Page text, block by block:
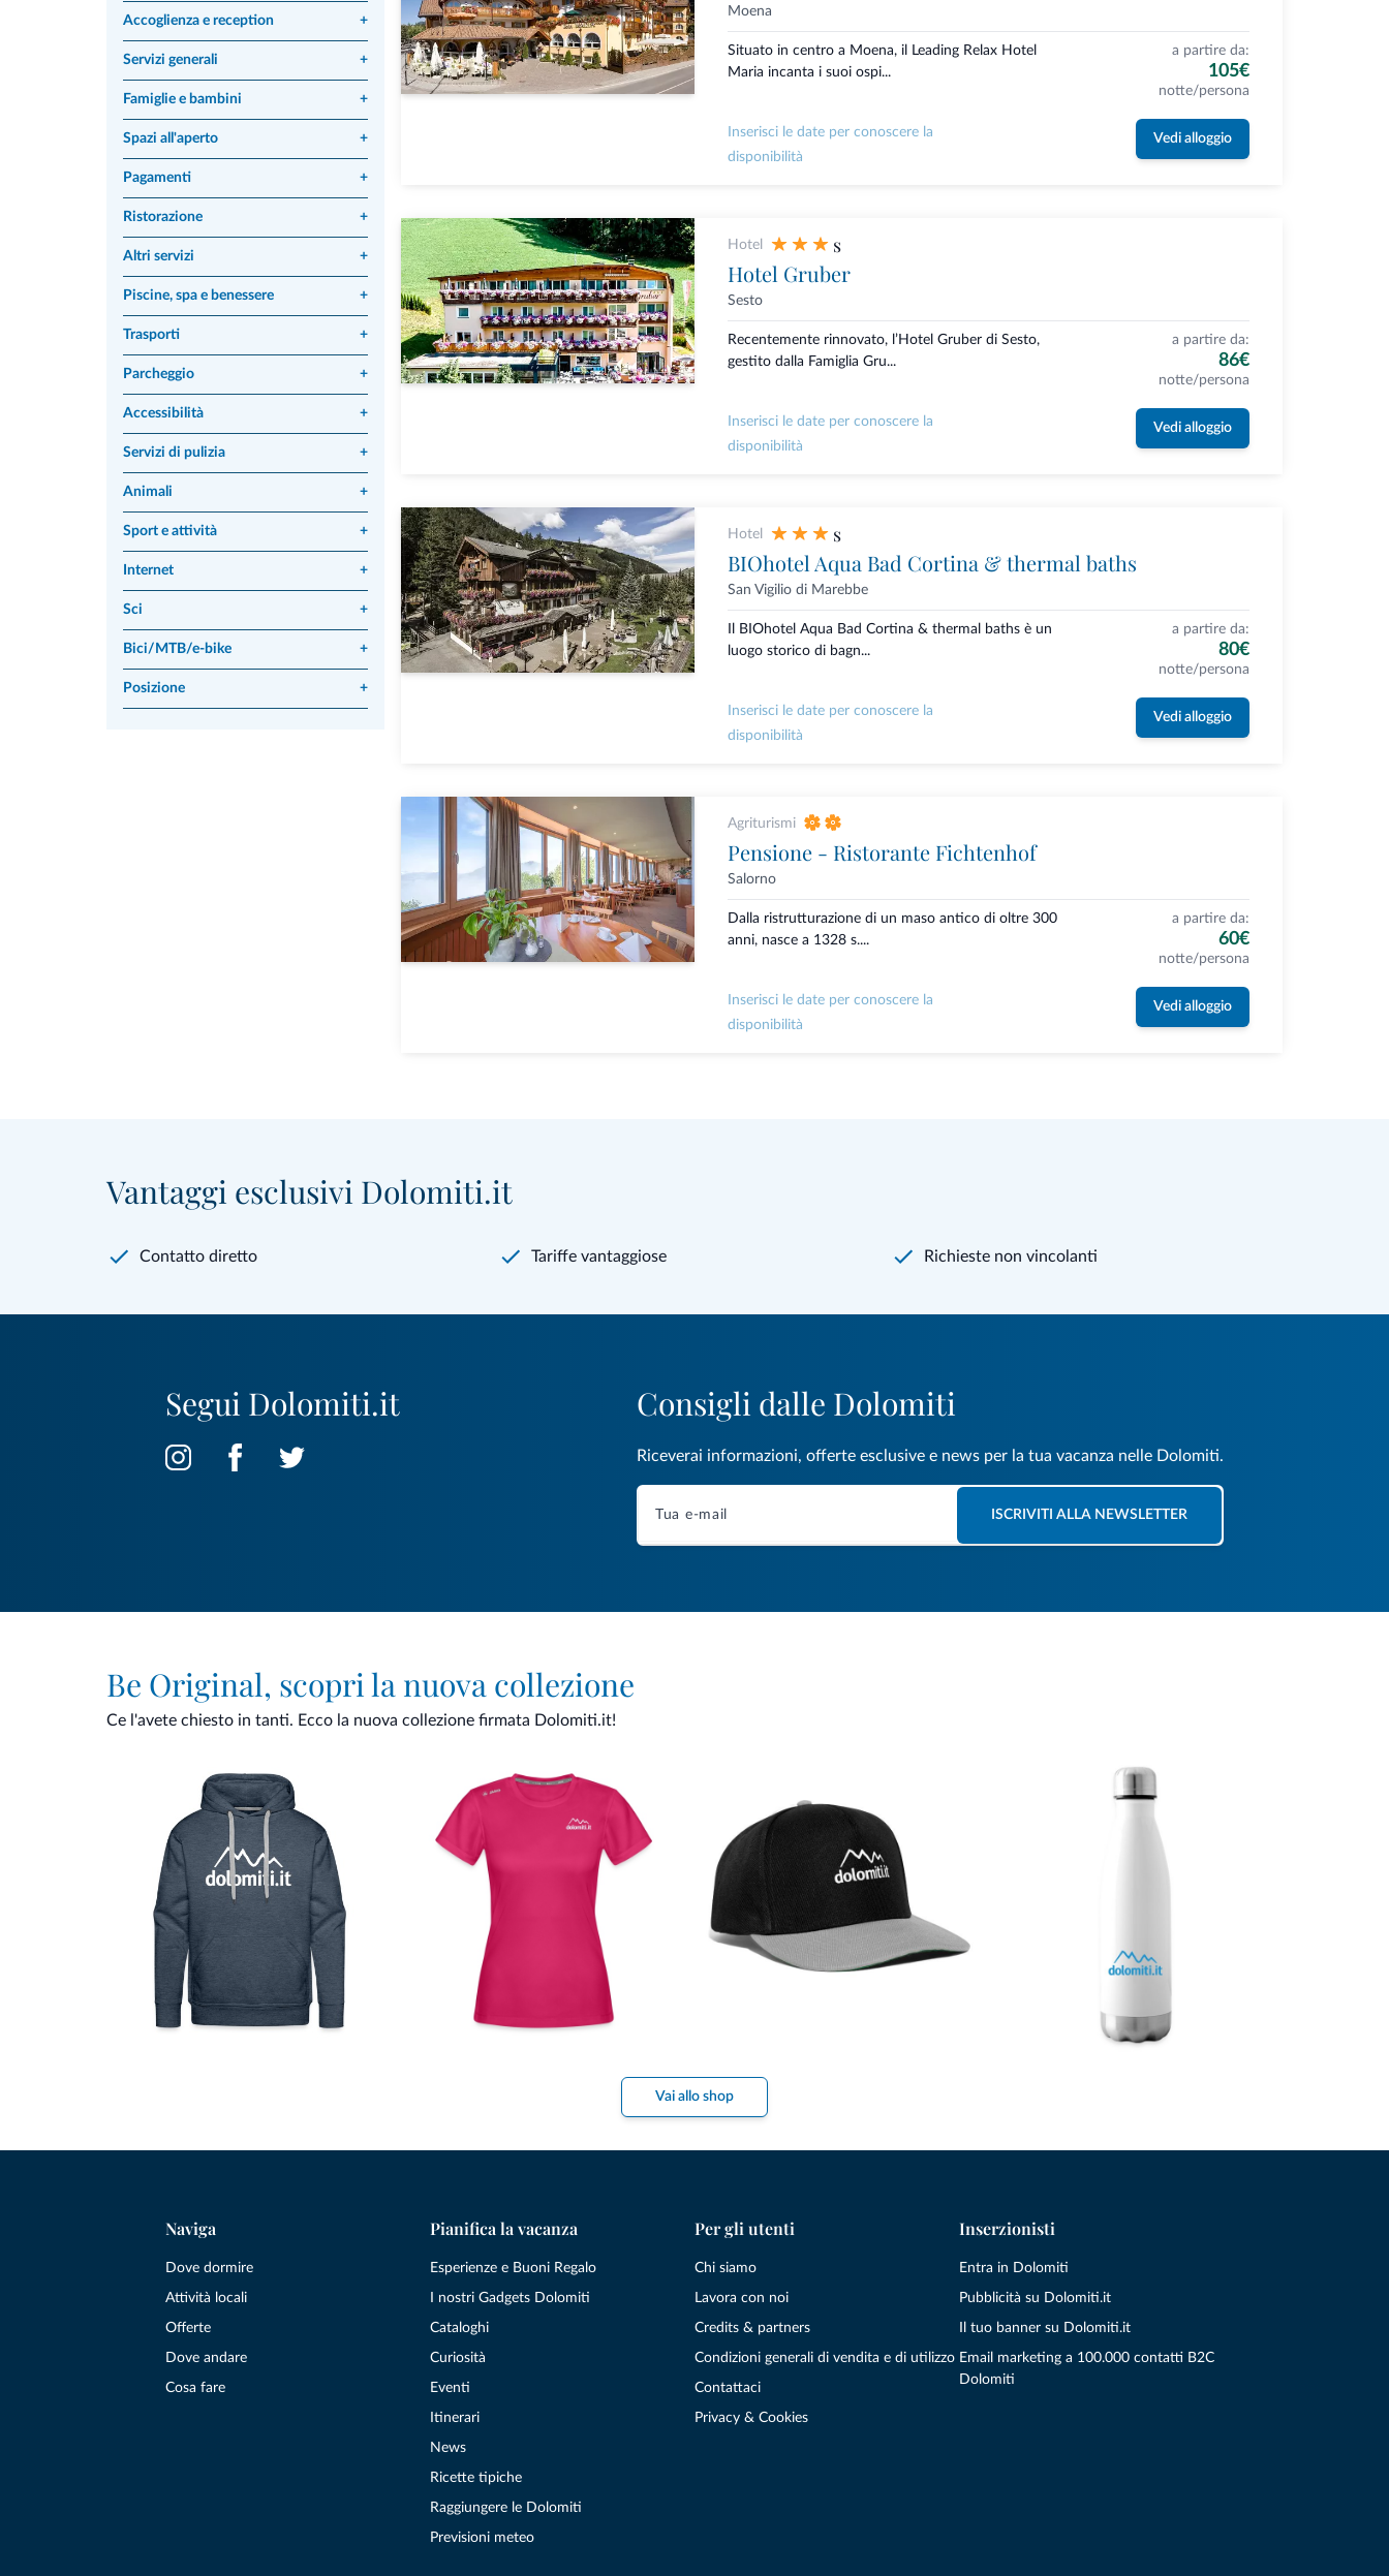
Accoglienza e reception +
Servizi generali +
Famiglie e bambini +
Spazi all'aperto +
Pagamenti +
Ristorazione +
Altri servizi +
Piscine, spa e benessere +
Trasporti +
Parcheggio +
Accessibilità +
Servizi di pulizia +
Animali +
Sport e attività +
Internet +
Sci +
Bici/MTB/e-bike +
Posizione +
Moena
Situato in centro a Moena, il Leading Relax Hotel
Maria incanta i suoi ospi...
a partire da:
105€
notte/persona
Inserisci le date per conoscere la
disponibilità
Vedi alloggio
Hotel s
Hotel Gruber
Sesto
Recentemente rinnovato, l’Hotel Gruber di Sesto,
gestito dalla Famiglia Gru...
a partire da:
86€
notte/persona
Inserisci le date per conoscere la
disponibilità
Vedi alloggio
Hotel s
BIOhotel Aqua Bad Cortina & thermal baths
San Vigilio di Marebbe
Il BIOhotel Aqua Bad Cortina & thermal baths è un
luogo storico di bagn...
a partire da:
80€
notte/persona
Inserisci le date per conoscere la
disponibilità
Vedi alloggio
Agriturismi
Pensione - Ristorante Fichtenhof
Salorno
Dalla ristrutturazione di un maso antico di oltre 300
anni, nasce a 1328 s....
a partire da:
60€
notte/persona
Inserisci le date per conoscere la
disponibilità
Vedi alloggio
Vantaggi esclusivi Dolomiti.it
Contatto diretto Tariffe vantaggiose Richieste non vincolanti
Segui Dolomiti.it Consigli dalle Dolomiti
Riceverai informazioni, offerte esclusive e news per la tua vacanza nelle Dolomiti.
ISCRIVITI ALLA NEWSLETTER
Be Original, scopri la nuova collezione
Ce l'avete chiesto in tanti. Ecco la nuova collezione firmata Dolomiti.it!
Vai allo shop
Naviga
Dove dormire
Attività locali
Offerte
Dove andare
Cosa fare
Pianifica la vacanza
Esperienze e Buoni Regalo
I nostri Gadgets Dolomiti
Cataloghi
Curiosità
Eventi
Itinerari
News
Ricette tipiche
Raggiungere le Dolomiti
Previsioni meteo
Per gli utenti
Chi siamo
Lavora con noi
Credits & partners
Condizioni generali di vendita e di utilizzo
Contattaci
Privacy & Cookies
Inserzionisti
Entra in Dolomiti
Pubblicità su Dolomiti.it
Il tuo banner su Dolomiti.it
Email marketing a 100.000 contatti B2C
Dolomiti